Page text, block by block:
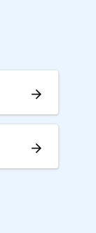
arrow_forward
arrow_forward